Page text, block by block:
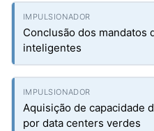
Conclusão dos mandatos
inteligentes
Aquisição de capacidade
por data centers verdes